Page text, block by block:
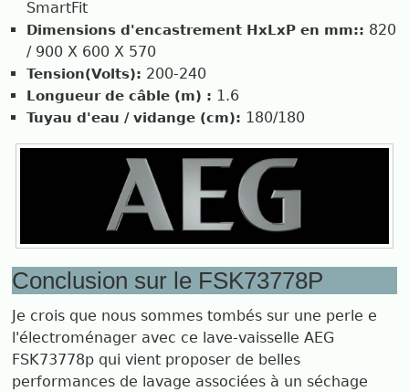
SmartFit
Dimensions d'encastrement HxLxP en mm:: 820
/ 900 X 600 X 570
Tension(Volts): 200-240
Longueur de câble (m) : 1.6
Tuyau d'eau / vidange (cm): 180/180
Conclusion sur le FSK73778P
Je crois que nous sommes tombés sur une perle e
l'électroménager avec ce lave-vaisselle AEG
FSK73778p qui vient proposer de belles
performances de lavage associées à un séchage